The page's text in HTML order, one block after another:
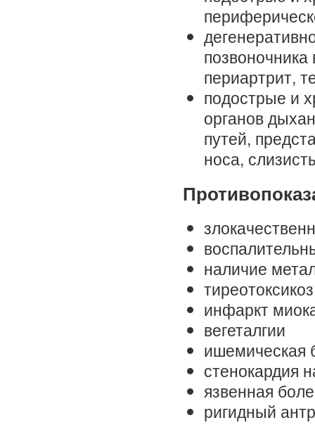
периартрит,
подострые и
органов
путей,
носа,
наличие
тиреотоксикоз
инфаркт
вегеталгии
ишемическая
стенокардия
язвенная
ригидный